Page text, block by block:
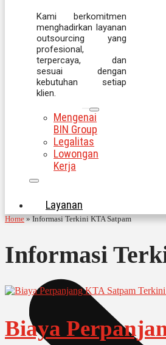
Kami berkomitmen
menghadirkan layanan
outsourcing yang
profesional,
terpercaya, dan
sesuai dengan
kebutuhan setiap
klien.
Mengenai
BIN Group
Legalitas
Lowongan
Kerja
Layanan
Home»Informasi Terkini KTA Satpam
Informasi
Biaya